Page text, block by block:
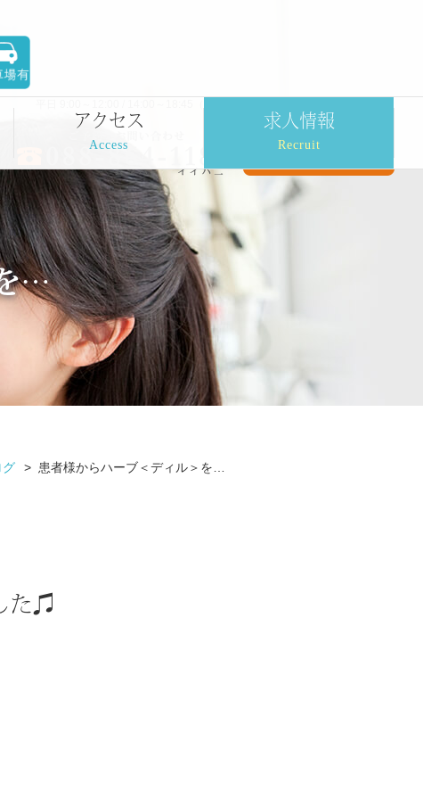
アクセス
Access
求人情報
Recruit
…
グ 患者様からハーブ＜ディル＞を…
た♫